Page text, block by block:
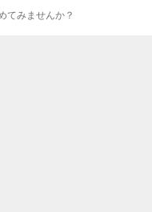
てみませんか？